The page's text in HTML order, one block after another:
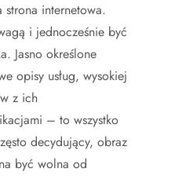
internetowa.
i jednocześnie być
Jasno określone
opisy usług, wysokiej
z ich
– to wszystko
decydujący, obraz
być wolna od